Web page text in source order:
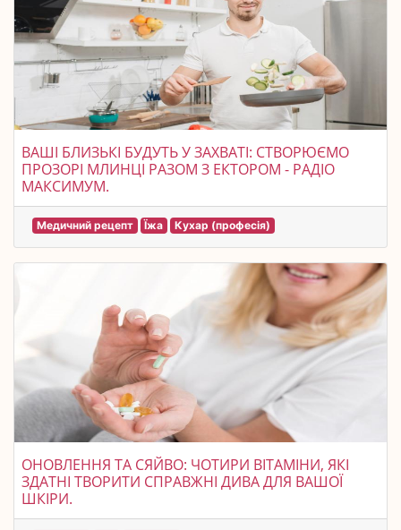
ВАШІ БЛИЗЬКІ БУДУТЬ У ЗАХВАТІ: СТВОРЮЄМО
ПРОЗОРІ МЛИНЦІ РАЗОМ З ЕКТОРОМ - РАДІО
МАКСИМУМ.
Медичний рецепт Їжа Кухар (професія)
ОНОВЛЕННЯ ТА СЯЙВО: ЧОТИРИ ВІТАМІНИ, ЯКІ
ЗДАТНІ ТВОРИТИ СПРАВЖНІ ДИВА ДЛЯ ВАШОЇ
ШКІРИ.